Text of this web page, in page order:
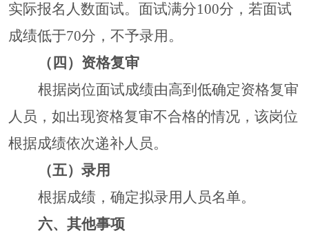
实际报名人数面试。面试满分100分，若面试
成绩低于70分，不予录用。
（四）资格复审
根据岗位面试成绩由高到低确定资格复审
人员，如出现资格复审不合格的情况，该岗位
根据成绩依次递补人员。
（五）录用
根据成绩，确定拟录用人员名单。
六、其他事项